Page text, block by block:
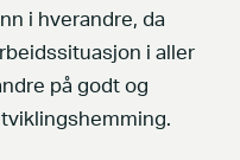
i hverandre, da
i aller
på godt og